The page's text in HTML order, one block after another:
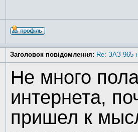
Заголовок повідомлення: Re: ЗАЗ 965
Не много
интернета,
пришел к